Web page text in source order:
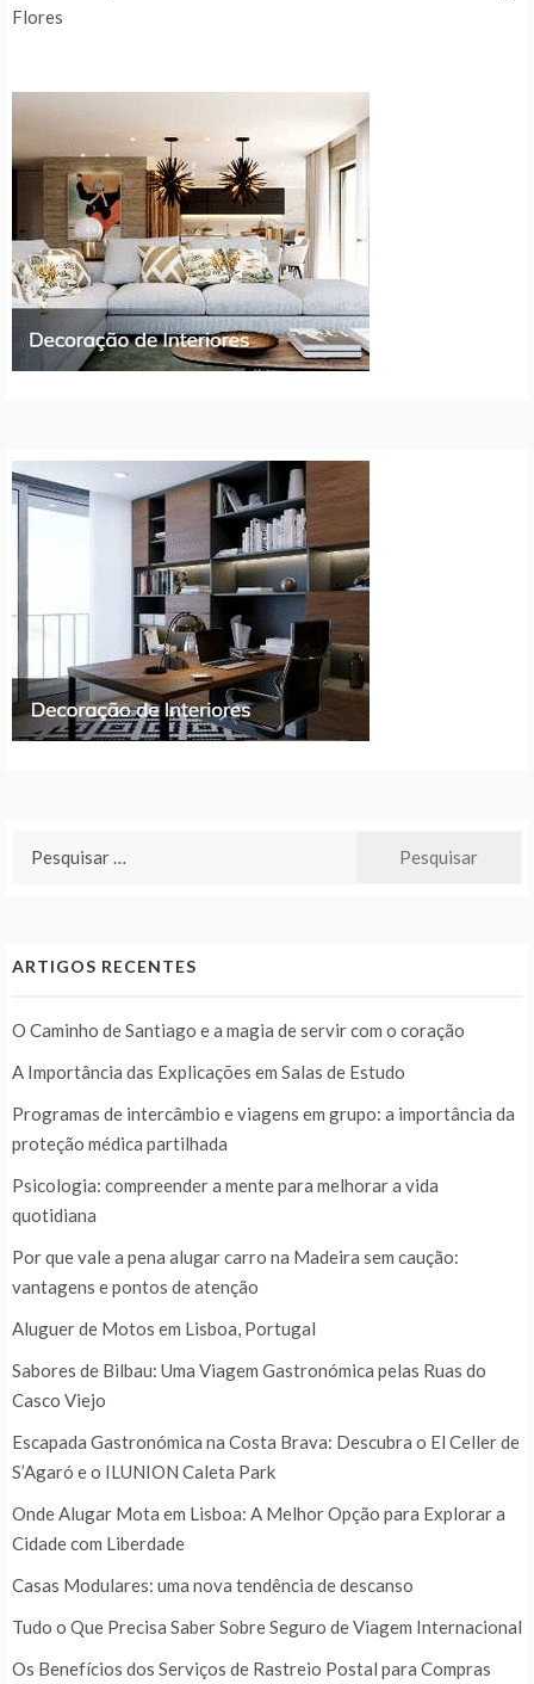
de
artigos
Flores
ARTIGOS RECENTES
O Caminho de Santiago e a magia de servir com o coração
A Importância das Explicações em Salas de Estudo
Programas de intercâmbio e viagens em grupo: a importância da
proteção médica partilhada
Psicologia: compreender a mente para melhorar a vida
quotidiana
Por que vale a pena alugar carro na Madeira sem caução:
vantagens e pontos de atenção
Aluguer de Motos em Lisboa, Portugal
Sabores de Bilbau: Uma Viagem Gastronómica pelas Ruas do
Casco Viejo
Escapada Gastronómica na Costa Brava: Descubra o El Celler de
S’Agaró e o ILUNION Caleta Park
Onde Alugar Mota em Lisboa: A Melhor Opção para Explorar a
Cidade com Liberdade
Casas Modulares: uma nova tendência de descanso
Tudo o Que Precisa Saber Sobre Seguro de Viagem Internacional
Os Benefícios dos Serviços de Rastreio Postal para Compras